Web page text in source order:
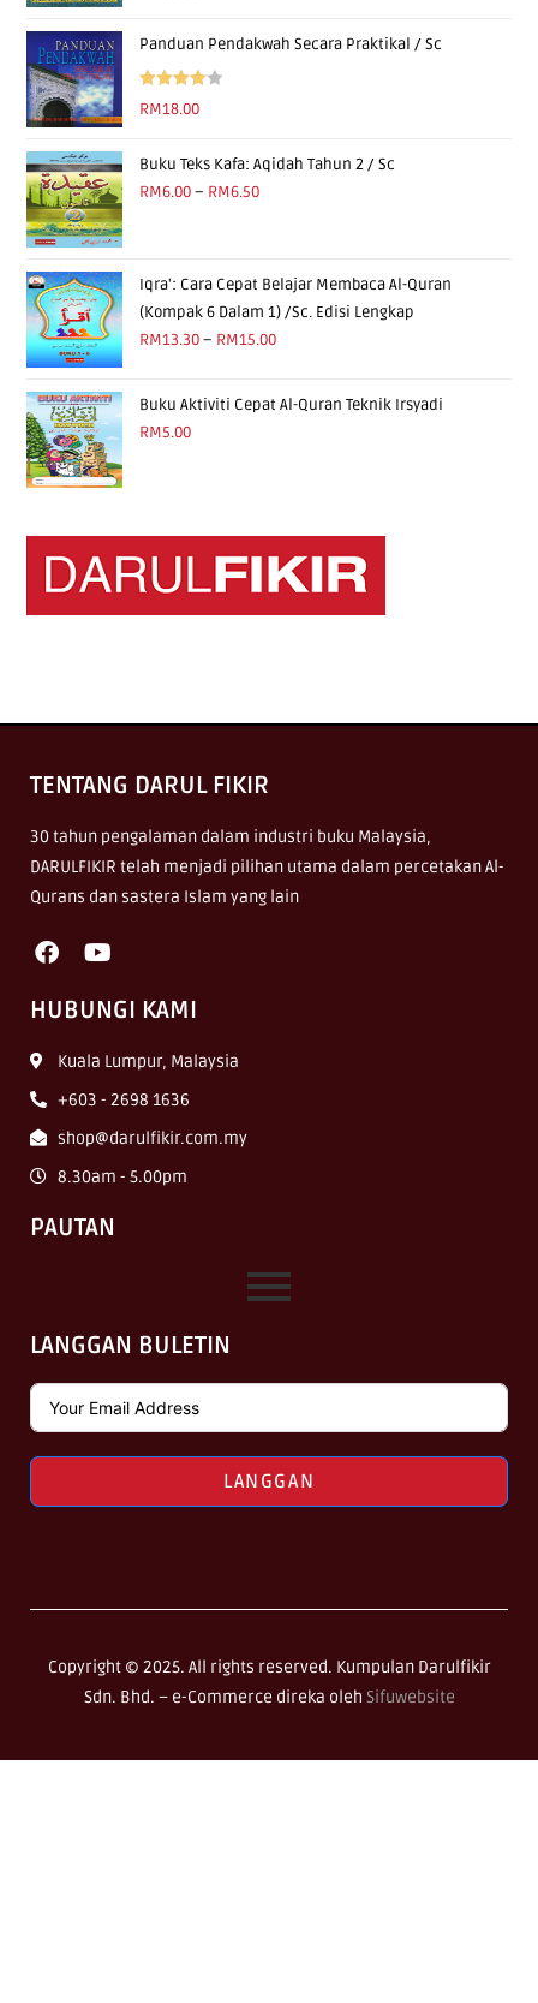
Panduan Pendakwah Secara Praktikal / Sc
Rated
RM18.00
Buku Teks Kafa: Aqidah Tahun 2 / Sc
RM6.00 – RM6.50
Iqra': Cara Cepat Belajar Membaca Al-Quran
(Kompak 6 Dalam 1) /Sc. Edisi Lengkap
RM13.30 – RM15.00
Buku Aktiviti Cepat Al-Quran Teknik Irsyadi
RM5.00
TENTANG DARUL FIKIR
30 tahun pengalaman dalam industri buku Malaysia,
DARULFIKIR telah menjadi pilihan utama dalam percetakan Al-
Qurans dan sastera Islam yang lain
HUBUNGI KAMI
Kuala Lumpur, Malaysia
+603 - 2698 1636
shop@darulfikir.com.my
8.30am - 5.00pm
PAUTAN
LANGGAN BULETIN
LANGGAN
Copyright © 2025. All rights reserved. Kumpulan Darulfikir
Sdn. Bhd. – e-Commerce direka oleh Sifuwebsite